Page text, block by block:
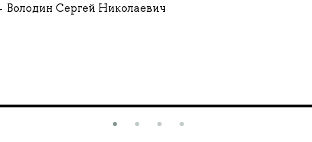
Володин Сергей Николаевич